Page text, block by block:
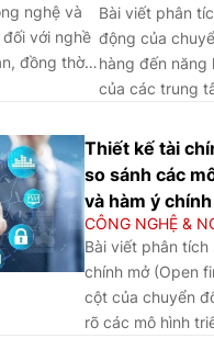
nghệ và
với nghề
đồng thời
lực trong
số.
Bài viết phân
động của
hàng đến năng
của các trung
phương pháp
sánh định tính
số trường hợp
Thái Bình
Hồng Kông,
Hải, Seoul và
phân tích nhận
cốt lõi: Hạ
Thiết kế tài
so sánh các
và hàm ý chính
CÔNG NGHỆ &
Bài viết phân tích
chính mở (Open
cột của chuyển
rõ các mô hình